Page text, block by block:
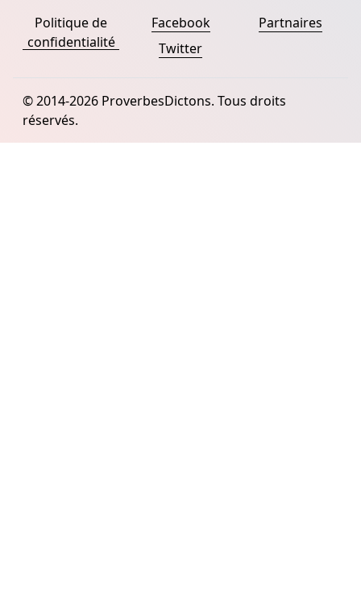
Politique de
confidentialité
Facebook
Twitter
Partnaires
© 2014-2026 ProverbesDictons. Tous droits
réservés.